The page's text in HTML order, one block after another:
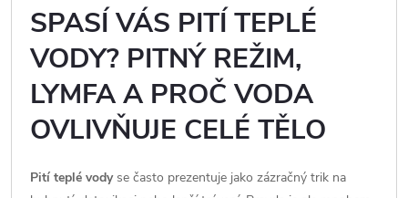
SPASÍ VÁS PITÍ TEPLÉ
VODY? PITNÝ REŽIM,
LYMFA A PROČ VODA
OVLIVŇUJE CELÉ TĚLO
Pití teplé vodyse často prezentuje jako zázračný trik na